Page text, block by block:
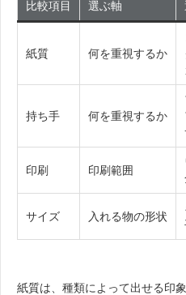
比較項目 選ぶ軸
紙質 何を重視するか
持ち手 何を重視するか
印刷 印刷範囲
サイズ 入れる物の形状
紙質は、種類によって出せる印